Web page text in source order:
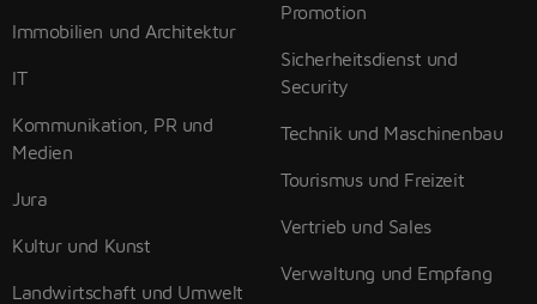
Immobilien und Architektur
IT
Kommunikation, PR und
Medien
Jura
Kultur und Kunst
Landwirtschaft und Umwelt
Promotion
Sicherheitsdienst und
Security
Technik und Maschinenbau
Tourismus und Freizeit
Vertrieb und Sales
Verwaltung und Empfang